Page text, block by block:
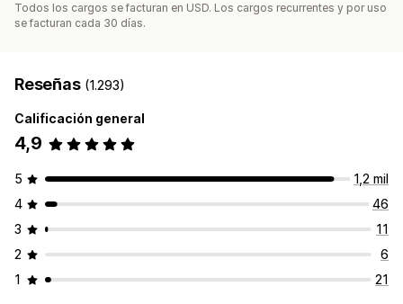
Todos los cargos se facturan en USD. Los cargos recurrentes y por uso
se facturan cada 30 días.
Reseñas (1.293)
Calificación general
4,9
5
1,2 mil
4
46
3
11
2
6
1
21